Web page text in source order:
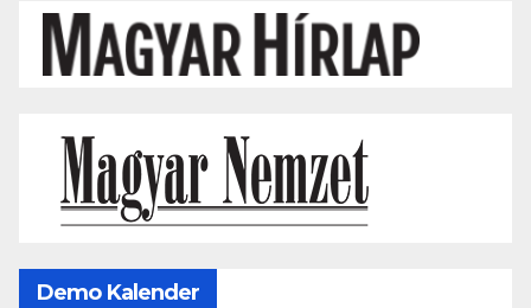
Demo Kalender